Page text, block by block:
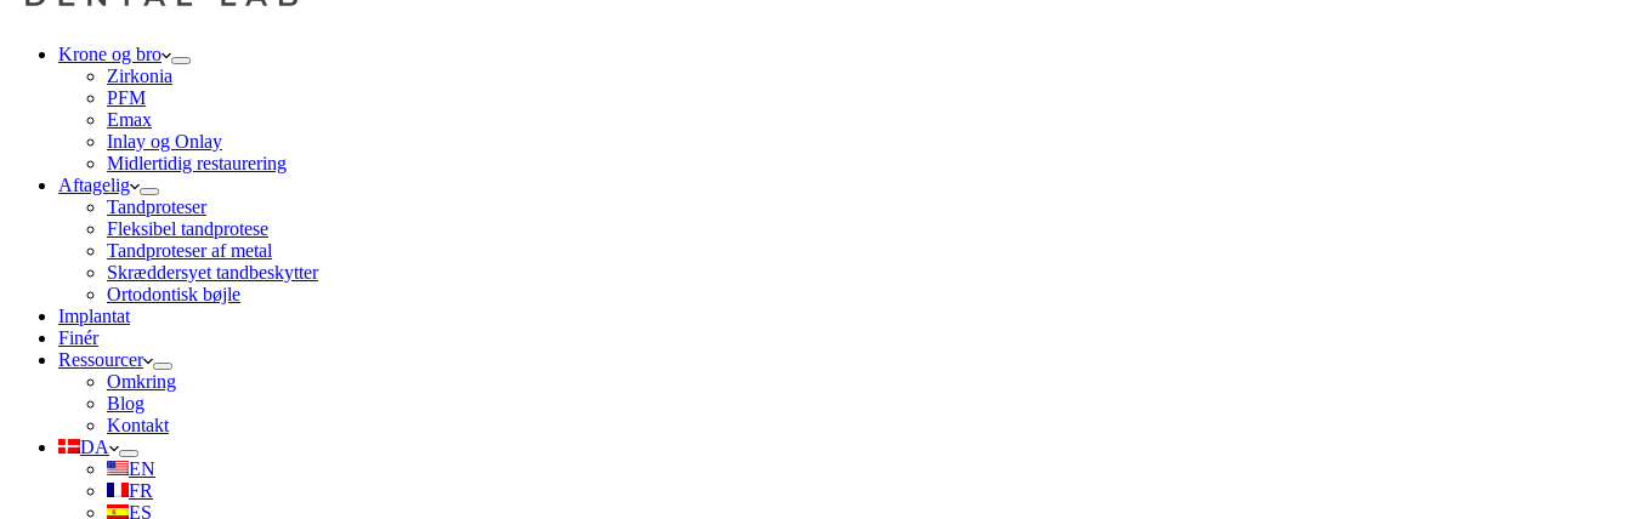
Krone og bro
Zirkonia
PFM
Emax
Inlay og Onlay
Midlertidig restaurering
Aftagelig
Tandproteser
Fleksibel tandprotese
Tandproteser af metal
Skræddersyet tandbeskytter
Ortodontisk bøjle
Implantat
Finér
Ressourcer
Omkring
Blog
Kontakt
DA
EN
FR
ES